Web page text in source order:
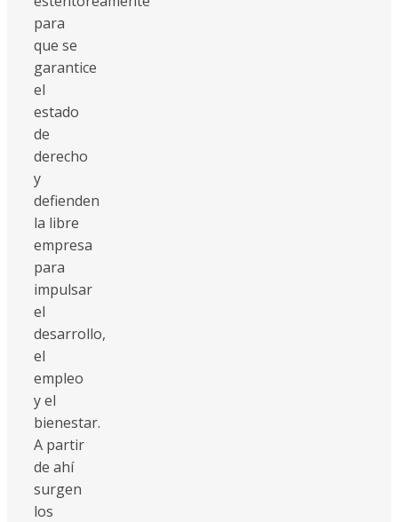
para
que se
garantice
el
estado
de
derecho
y
defienden
la libre
empresa
para
impulsar
el
desarrollo,
el
empleo
y el
bienestar.
A partir
de ahí
surgen
los